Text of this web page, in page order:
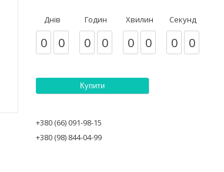
Днів
0 0
Годин
0 0
Хвилин
0 0
Секунд
0 0
Купити
+380 (66) 091-98-15
+380 (98) 844-04-99